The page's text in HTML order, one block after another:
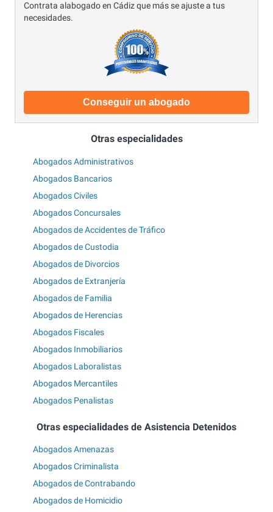
Contrata alabogado en Cádiz que más se ajuste a tus
necesidades.
Conseguir un abogado
Otras especialidades
Abogados Administrativos
Abogados Bancarios
Abogados Civiles
Abogados Concursales
Abogados de Accidentes de Tráfico
Abogados de Custodia
Abogados de Divorcios
Abogados de Extranjería
Abogados de Familia
Abogados de Herencias
Abogados Fiscales
Abogados Inmobiliarios
Abogados Laboralistas
Abogados Mercantiles
Abogados Penalistas
Otras especialidades de Asistencia Detenidos
Abogados Amenazas
Abogados Criminalista
Abogados de Contrabando
Abogados de Homicidio